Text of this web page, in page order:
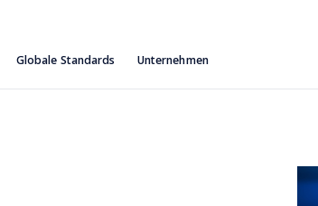
Globale Standards Unternehmen